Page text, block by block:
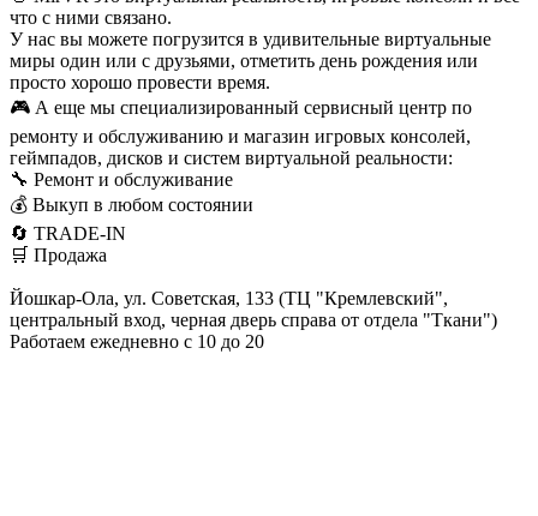
что с ними связано.
У нас вы можете погрузится в удивительные виртуальные
миры один или с друзьями, отметить день рождения или
просто хорошо провести время.
🎮 А еще мы специализированный сервисный центр по
ремонту и обслуживанию и магазин игровых консолей,
геймпадов, дисков и систем виртуальной реальности:
🔧 Ремонт и обслуживание
💰 Выкуп в любом состоянии
🔄 TRADE-IN
🛒 Продажа
Йошкар-Ола, ул. Советская, 133 (ТЦ "Кремлевский",
центральный вход, черная дверь справа от отдела "Ткани")
Работаем ежедневно с 10 до 20